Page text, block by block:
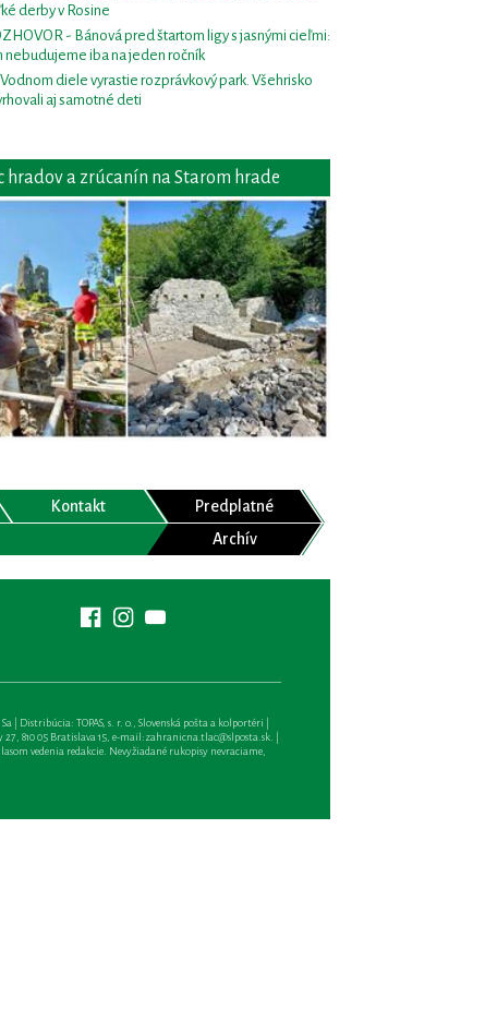
derby v Rosine
- Bánová pred štartom ligy s jasnými cieľmi:
nebudujeme iba na jeden ročník
Vodnom diele vyrastie rozprávkový park. Všehrisko
aj samotné deti
hradov a zrúcanín na Starom hrade
Kontakt
Predplatné
Archív
| Distribúcia: TOPAS, s. r. o., Slovenská pošta a kolportéri |
810 05 Bratislava 15, e-mail:zahranicna.tlac@slposta.sk. |
vedenia redakcie. Nevyžiadané rukopisy nevraciame,